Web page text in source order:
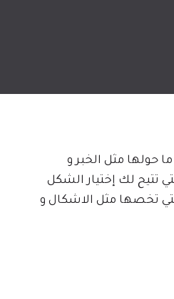
حولها مثل الخبر و
تتيح لك إختيار الشكل
تخصها مثل الاشكال و